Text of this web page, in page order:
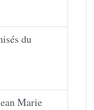
du
Marie